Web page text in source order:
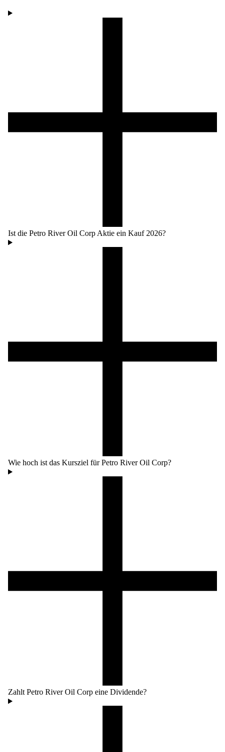
Ist die Petro River Oil Corp Aktie ein Kauf 2026?
Wie hoch ist das Kursziel für Petro River Oil Corp?
Zahlt Petro River Oil Corp eine Dividende?